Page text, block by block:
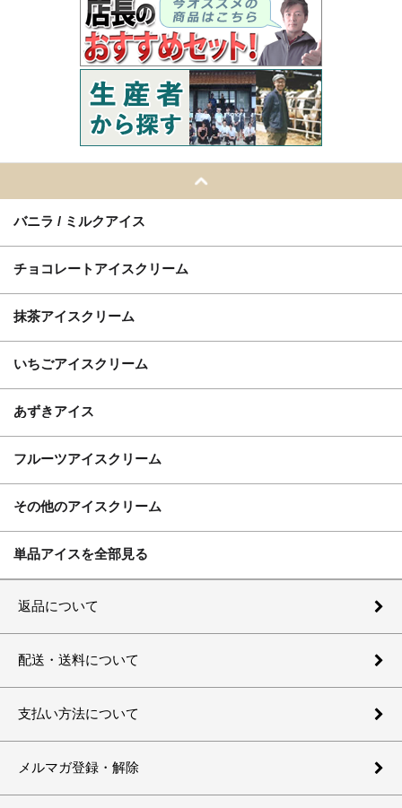
バニラ / ミルクアイス
チョコレートアイスクリーム
抹茶アイスクリーム
いちごアイスクリーム
あずきアイス
フルーツアイスクリーム
その他のアイスクリーム
単品アイスを全部見る
返品について
配送・送料について
支払い方法について
メルマガ登録・解除